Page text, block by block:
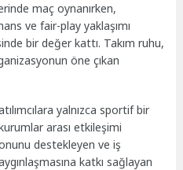
maç oynanırken,
ve fair-play yaklaşımı
bir değer kattı. Takım ruhu,
öne çıkan
yalnızca sportif bir
arası etkileşimi
destekleyen ve iş
katkı sağlayan